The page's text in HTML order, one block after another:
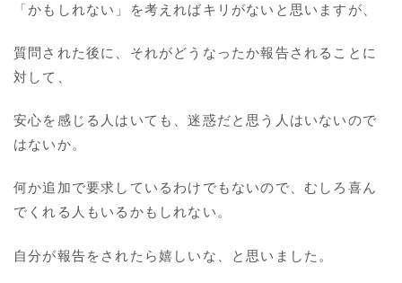
「かもしれない」を考えればキリがないと思いますが、
質問された後に、それがどうなったか報告されることに
対して、
安心を感じる人はいても、迷惑だと思う人はいないので
はないか。
何か追加で要求しているわけでもないので、むしろ喜ん
でくれる人もいるかもしれない。
自分が報告をされたら嬉しいな、と思いました。